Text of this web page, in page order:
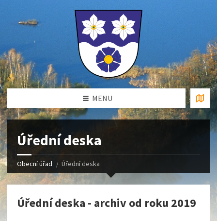
MENU
Úřední deska
Obecní úřad Úřední deska
Úřední deska - archiv od roku 2019